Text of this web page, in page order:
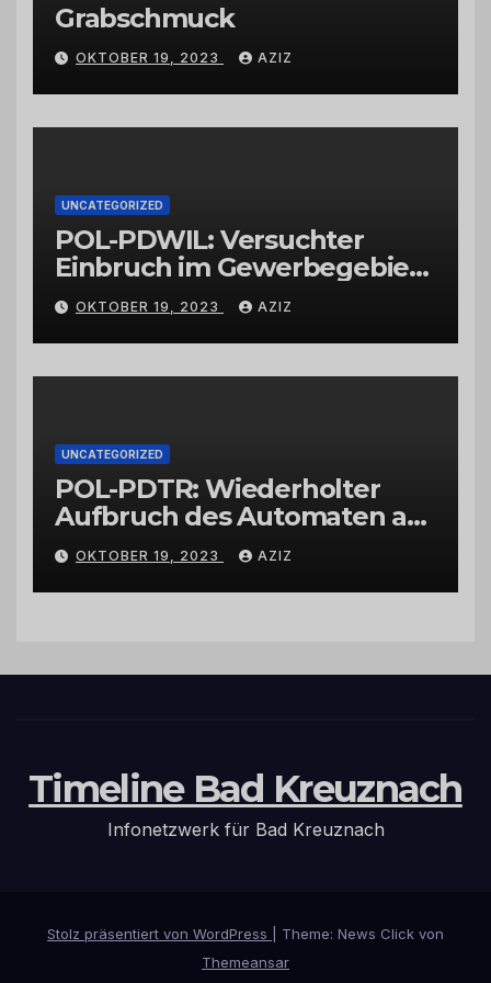
Grabschmuck
OKTOBER 19, 2023 AZIZ
UNCATEGORIZED
POL-PDWIL: Versuchter
Einbruch im Gewerbegebiet
Wittlich
OKTOBER 19, 2023 AZIZ
UNCATEGORIZED
POL-PDTR: Wiederholter
Aufbruch des Automaten am
Wohnmobilstellplatz in
Hermeskeil am Labachweg
OKTOBER 19, 2023 AZIZ
Timeline Bad Kreuznach
Infonetzwerk für Bad Kreuznach
Stolz präsentiert von WordPress
Theme: News Click von
Themeansar